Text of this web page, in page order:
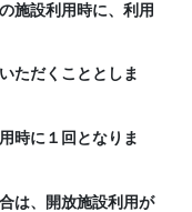
施設利用時に、利用
ただくこととしま
時に１回となりま
は、開放施設利用が